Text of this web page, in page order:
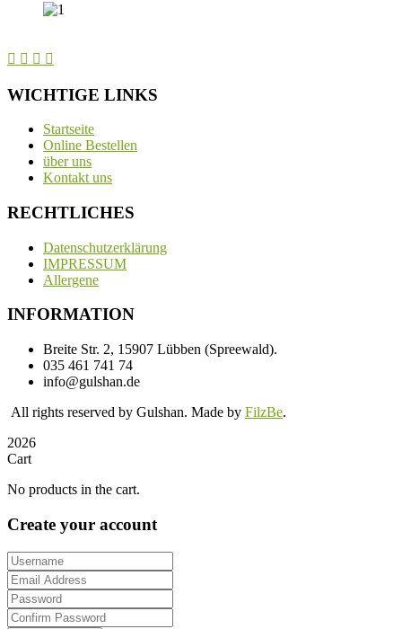
WICHTIGE LINKS
Startseite
Online Bestellen
über uns
Kontakt uns
RECHTLICHES
Datenschutzerklärung
IMPRESSUM
Allergene
INFORMATION
Breite Str. 2, 15907 Lübben (Spreewald).
035 461 741 74
info@gulshan.de
All rights reserved by Gulshan. Made by FilzBe.
2026
Cart
No products in the cart.
Create your account